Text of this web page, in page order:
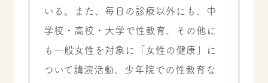
いる。また、毎日の診療以外にも、中
学校・高校・大学で性教育、その他に
も一般女性を対象に「女性の健康」に
ついて講演活動、少年院での性教育な